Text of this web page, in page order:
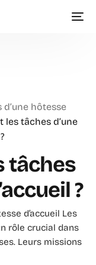
hôtesse
les tâches d’une
tâches
?
d’accueil Les
rôle crucial dans
Leurs missions